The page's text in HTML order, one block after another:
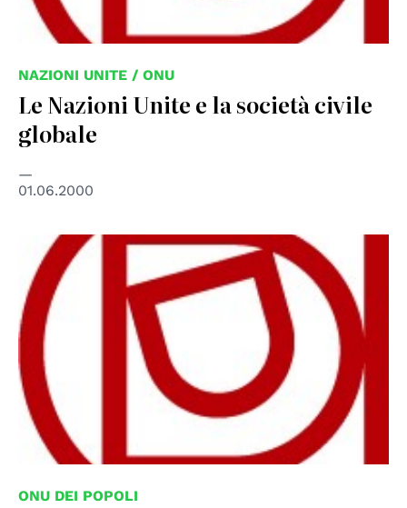
NAZIONI UNITE / ONU
Le Nazioni Unite e la società civile
globale
01.06.2000
ONU DEI POPOLI